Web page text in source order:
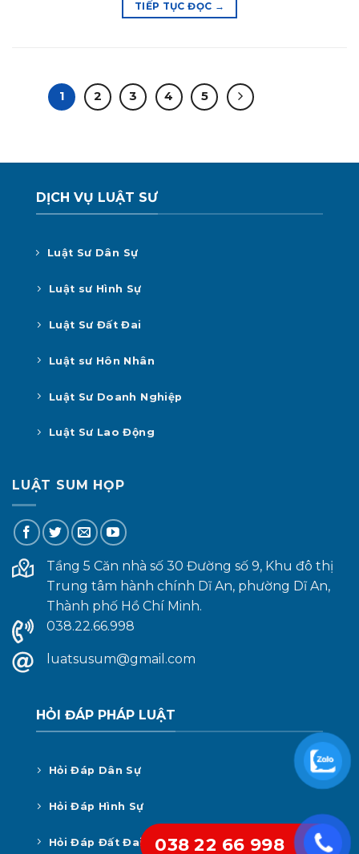
TIẾP TỤC ĐỌC →
1 2 3 4 5
DỊCH VỤ LUẬT SƯ
Luật Sư Dân Sự
Luật sư Hình Sự
Luật Sư Đất Đai
Luật sư Hôn Nhân
Luật Sư Doanh Nghiệp
Luật Sư Lao Động
LUẬT SUM HỌP
Tầng 5 Căn nhà số 30 Đường số 9, Khu đô thị
Trung tâm hành chính Dĩ An, phường Dĩ An,
Thành phố Hồ Chí Minh.
038.22.66.998
luatsusum@gmail.com
HỎI ĐÁP PHÁP LUẬT
Hỏi Đáp Dân Sự
Hỏi Đáp Hình Sự
Hỏi Đáp Đất Đai 038 22 66 998